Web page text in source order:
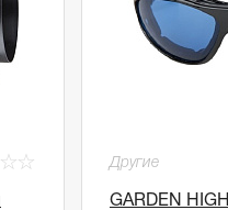
☆
☆ Другие
GARDEN